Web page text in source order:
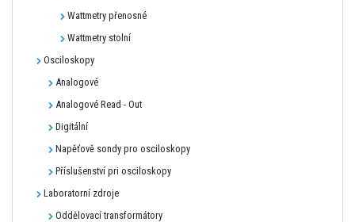
Wattmetry přenosné
Wattmetry stolní
Osciloskopy
Analogové
Analogové Read - Out
Digitální
Napěťově sondy pro osciloskopy
Příslušenství pri osciloskopy
Laboratorní zdroje
Oddělovací transformátory